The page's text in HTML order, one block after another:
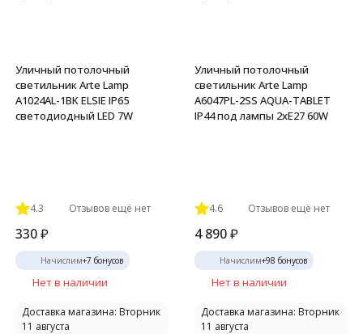
Уличный потолочный
светильник Arte Lamp
A1024AL-1BK ELSIE IP65
светодиодный LED 7W
4.3 Отзывов ещё нет
330₽
Начислим+7 бонусов
Нет в наличии
Доставка магазина: Вторник
11 августа
Уличный потолочный
светильник Arte Lamp
A6047PL-2SS AQUA-TABLET
IP44 под лампы 2xE27 60W
4.6 Отзывов ещё нет
4 890₽
Начислим+98 бонусов
Нет в наличии
Доставка магазина: Вторник
11 августа